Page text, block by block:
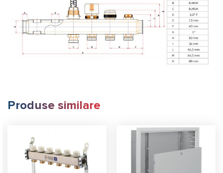
Produse similare